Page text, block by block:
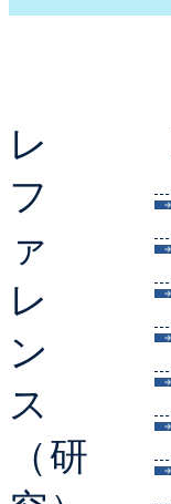
レ
フ
ァ
レ
ン
ス
（研